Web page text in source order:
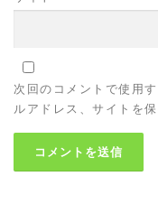
次回のコメントで使用
ルアドレス、サイトを保